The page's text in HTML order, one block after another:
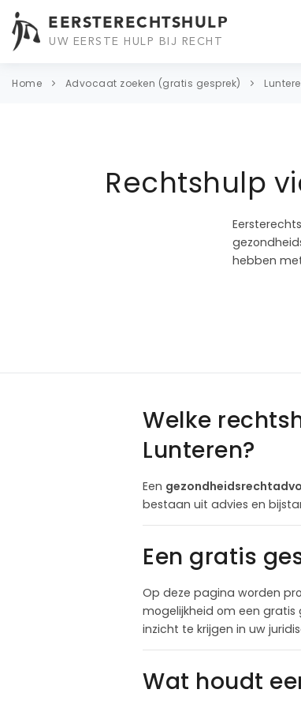
EERSTERECHTSHULP
UW EERSTE HULP BIJ RECHT
Home Advocaat zoeken (gratis gesprek)
Rechtshulp
hebben
Welke
Lunteren?
Een
bestaan uit advies en
Een gratis
Op deze pagina worden
mogelijkheid om een
inzicht te krijgen in uw
Wat houdt